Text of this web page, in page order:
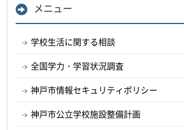
メニュー
学校生活に関する相談
全国学力・学習状況調査
神戸市情報セキュリティポリシー
神戸市公立学校施設整備計画